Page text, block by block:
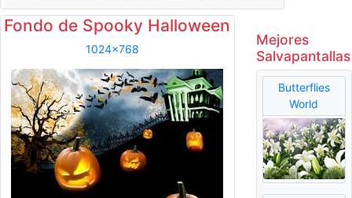
Fondo de Spooky Halloween
1024x768
Mejores
Salvapantallas
Butterflies
World